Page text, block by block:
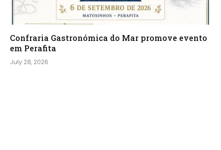
Confraria Gastronómica do Mar promove evento
em Perafita
July 28, 2026